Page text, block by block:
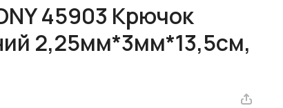
45903 Крючок
2,25мм*3мм*13,5см,